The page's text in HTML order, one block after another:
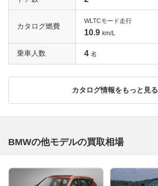
カタログ燃費
WLTCモード走行
10.9 km/L
乗車人数 4 名
カタログ情報をもっと見る
BMWの他モデルの買取相場